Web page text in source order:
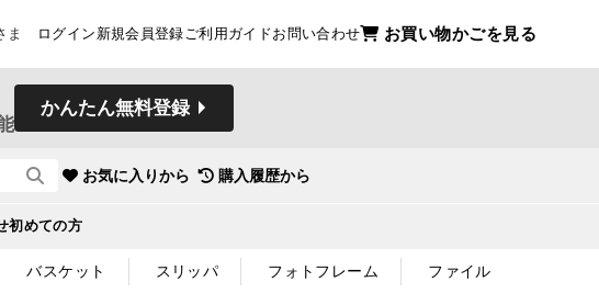
ま ログイン 新規会員登録ご利用ガイドお問い合わせ お買い物かごを見る
かんたん無料登録
お気に入りから 購入履歴から
初めての方
バスケット スリッパ フォトフレーム ファイル